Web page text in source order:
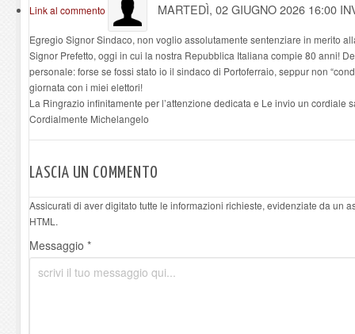
Link al commento MARTEDÌ, 02 GIUGNO 2026 16:00
Egregio Signor Sindaco, non voglio assolutamente sentenziare in merito
Signor Prefetto, oggi in cui la nostra Repubblica Italiana compie 80 anni!
personale: forse se fossi stato io il sindaco di Portoferraio, seppur non
giornata con i miei elettori!
La Ringrazio infinitamente per l’attenzione dedicata e Le invio un cordiale
Cordialmente Michelangelo
LASCIA UN COMMENTO
Assicurati di aver digitato tutte le informazioni richieste, evidenziate da un
HTML.
Messaggio *